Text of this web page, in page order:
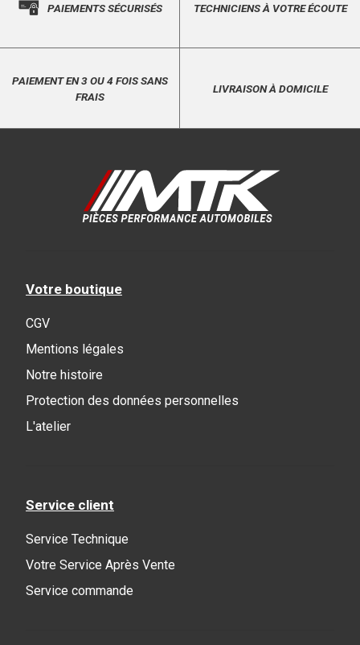
PAIEMENTS SÉCURISÉS TECHNICIENS À VOTRE ÉCOUTE
PAIEMENT EN 3 OU 4 FOIS SANS
FRAIS
LIVRAISON À DOMICILE
Votre boutique
CGV
Mentions légales
Notre histoire
Protection des données personnelles
L'atelier
Service client
Service Technique
Votre Service Après Vente
Service commande